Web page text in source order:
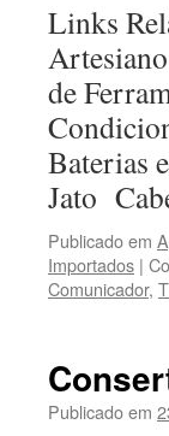
Links
de
Baterias
Jato
Publicado em
Importados |
Comunicador,
Publicado em